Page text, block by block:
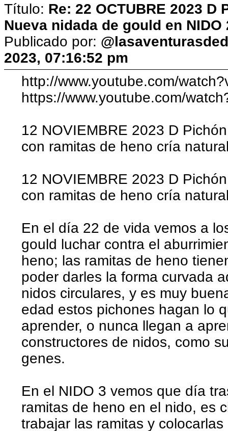
Título: Re: 22 OCTUBRE 2023
Nueva nidada de gould en NIDO
Publicado por:
2023, 07:16:52 pm
http://www.youtube.com/
https://www.youtube.com/
12 NOVIEMBRE 2023 D
con ramitas de heno cría
12 NOVIEMBRE 2023 D
con ramitas de heno cría
En el día 22 de vida vemos a
gould luchar contra el
heno; las ramitas de heno
poder darles la forma curvada
nidos circulares, y es muy
edad estos pichones hagan lo
aprender, o nunca llegan a
constructores de nidos, como
genes.
En el NIDO 3 vemos que día
ramitas de heno en el nido, es
trabajar las ramitas y